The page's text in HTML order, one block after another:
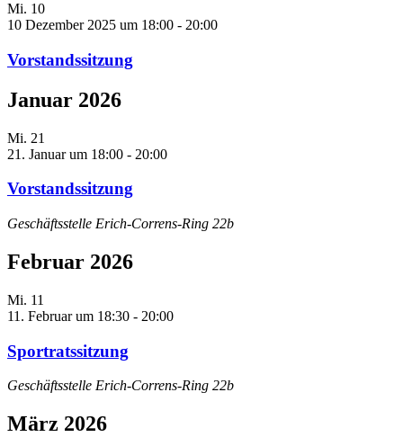
Mi. 10
10 Dezember 2025 um 18:00 - 20:00
Vorstandssitzung
Januar 2026
Mi. 21
21. Januar um 18:00 - 20:00
Vorstandssitzung
Geschäftsstelle Erich-Correns-Ring 22b
Februar 2026
Mi. 11
11. Februar um 18:30 - 20:00
Sportratssitzung
Geschäftsstelle Erich-Correns-Ring 22b
März 2026